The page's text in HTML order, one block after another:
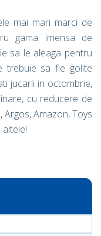
mai mari marci de
gama imensa de
sa le aleaga pentru
trebuie sa fie golite
jucarii in octombrie,
cu reducere de
Argos, Amazon, Toys
altele!